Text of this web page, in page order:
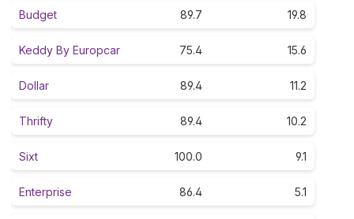
Budget 89.7 19.8
Keddy By Europcar 75.4 15.6
Dollar 89.4 11.2
Thrifty 89.4 10.2
Sixt 100.0 9.1
Enterprise 86.4 5.1